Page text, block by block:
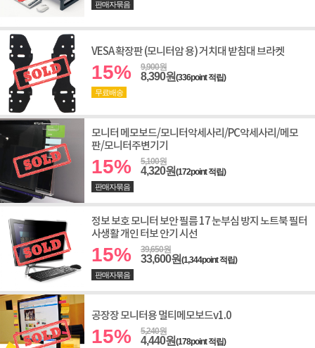
판매자묶음
VESA 확장판 (모니터암 용) 거치대 받침대 브라켓
15% 9,900원
8,390원(336point 적립)
무료배송
모니터 메모보드/모니터악세사리/PC악세사리/메모
판/모니터주변기기
15% 5,100원
4,320원(172point 적립)
판매자묶음
정보 보호 모니터 보안 필름 17 눈부심 방지 노트북 필터
사생활 개인 터보 안기 시선
15% 39,650원
33,600원(1,344point 적립)
판매자묶음
공장장 모니터용 멀티메모보드v1.0
15% 5,240원
4,440원(178point 적립)